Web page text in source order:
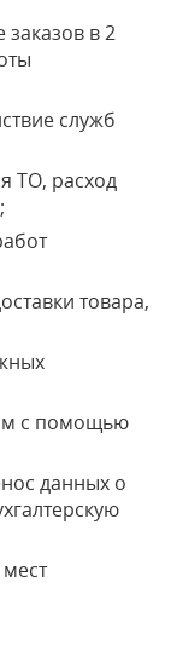
в 2
служб
ТО, расход
товара,
с помощью
данных о